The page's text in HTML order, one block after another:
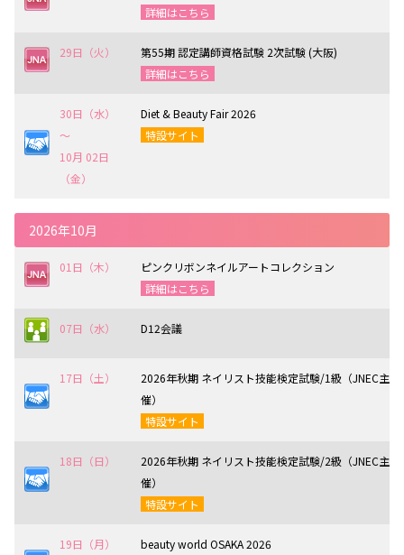
詳細はこちら
29日（火）
第55期 認定講師資格試験 2次試験 (大阪)
詳細はこちら
30日（水）
〜
10月 02日
（金）
Diet & Beauty Fair 2026
特設サイト
2026年10月
01日（木）
ピンクリボンネイルアートコレクション
詳細はこちら
07日（水） D12会議
17日（土）
2026年秋期 ネイリスト技能検定試験/1級（JNEC主
催）
特設サイト
18日（日）
2026年秋期 ネイリスト技能検定試験/2級（JNEC主
催）
特設サイト
19日（月）
beauty world OSAKA 2026